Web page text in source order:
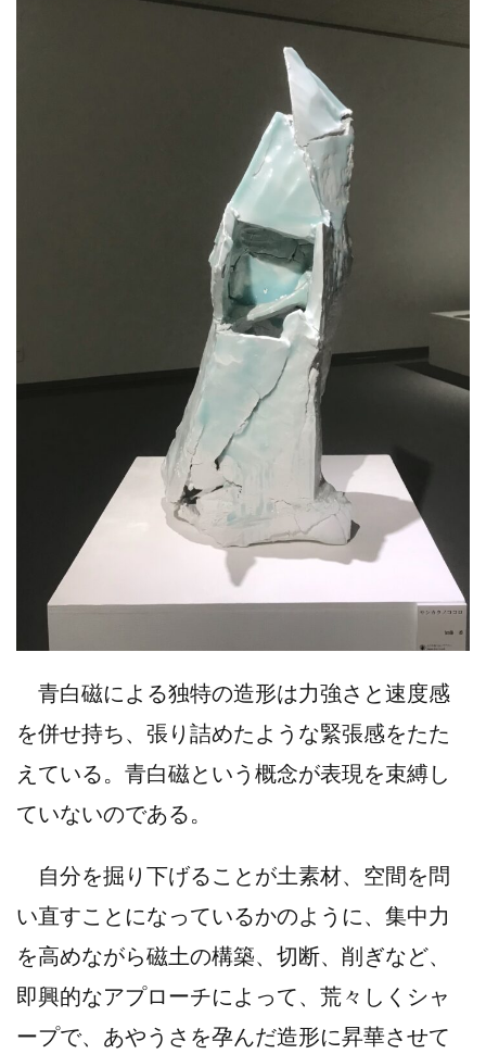
青白磁による独特の造形は力強さと速度感
を併せ持ち、張り詰めたような緊張感をたた
えている。青白磁という概念が表現を束縛し
ていないのである。
自分を掘り下げることが土素材、空間を問
い直すことになっているかのように、集中力
を高めながら磁土の構築、切断、削ぎなど、
即興的なアプローチによって、荒々しくシャ
ープで、あやうさを孕んだ造形に昇華させて